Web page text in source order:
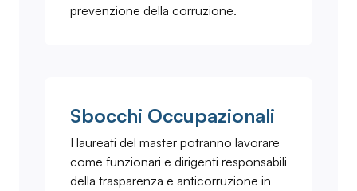
prevenzione della corruzione.
Sbocchi Occupazionali
I laureati del master potranno lavorare
come funzionari e dirigenti responsabili
della trasparenza e anticorruzione in